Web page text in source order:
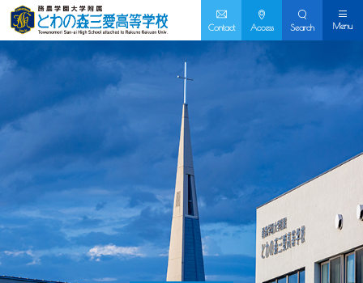
Contact Access Search Menu